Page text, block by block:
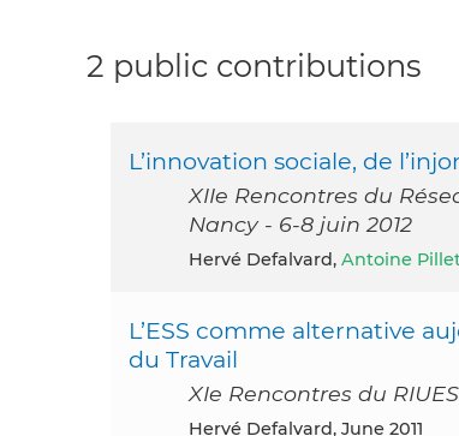
2 public contributions
L’innovation sociale, de
XIIe Rencontres du
Nancy - 6-8 juin 2012
Hervé Defalvard, Antoine
L’ESS comme alternative
du Travail
XIe Rencontres du
Hervé Defalvard, June 2011